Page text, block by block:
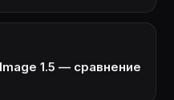
1.5 — сравнение